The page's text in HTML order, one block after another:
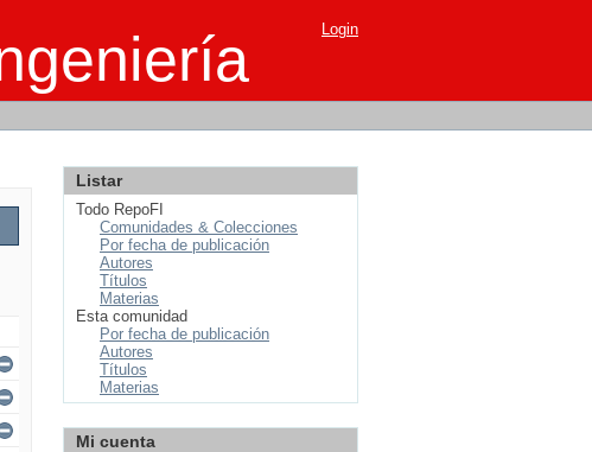
Login
Listar
Todo RepoFI
Comunidades & Colecciones
Por fecha de publicación
Autores
Títulos
Materias
Esta comunidad
Por fecha de publicación
Autores
Títulos
Materias
Mi cuenta